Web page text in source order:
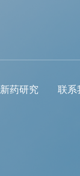
新药研究 联系